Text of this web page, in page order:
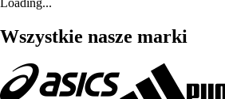
Wszystkie nasze marki